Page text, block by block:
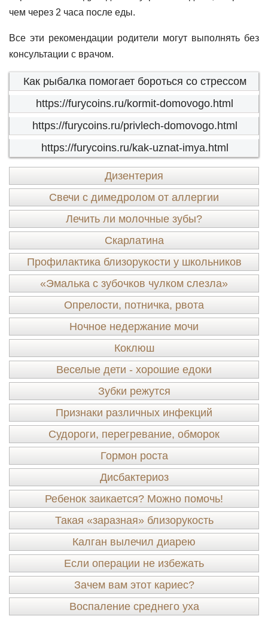
чем через 2 часа после еды.
Все эти рекомендации родители могут выполнять без
консультации с врачом.
Как рыбалка помогает бороться со стрессом
https://furycoins.ru/kormit-domovogo.html
https://furycoins.ru/privlech-domovogo.html
https://furycoins.ru/kak-uznat-imya.html
Дизентерия
Свечи с димедролом от аллергии
Лечить ли молочные зубы?
Скарлатина
Профилактика близорукости у школьников
«Эмалька с зубочков чулком слезла»
Опрелости, потничка, рвота
Ночное недержание мочи
Коклюш
Веселые дети - хорошие едоки
Зубки режутся
Признаки различных инфекций
Судороги, перегревание, обморок
Гормон роста
Дисбактериоз
Ребенок заикается? Можно помочь!
Такая «заразная» близорукость
Калган вылечил диарею
Если операции не избежать
Зачем вам этот кариес?
Воспаление среднего уха